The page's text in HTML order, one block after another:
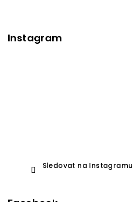
Instagram
Sledovat na Instagramu